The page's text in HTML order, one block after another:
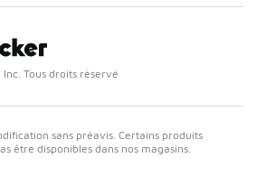
Tous droits réservé
sans préavis. Certains produits
être disponibles dans nos magasins.